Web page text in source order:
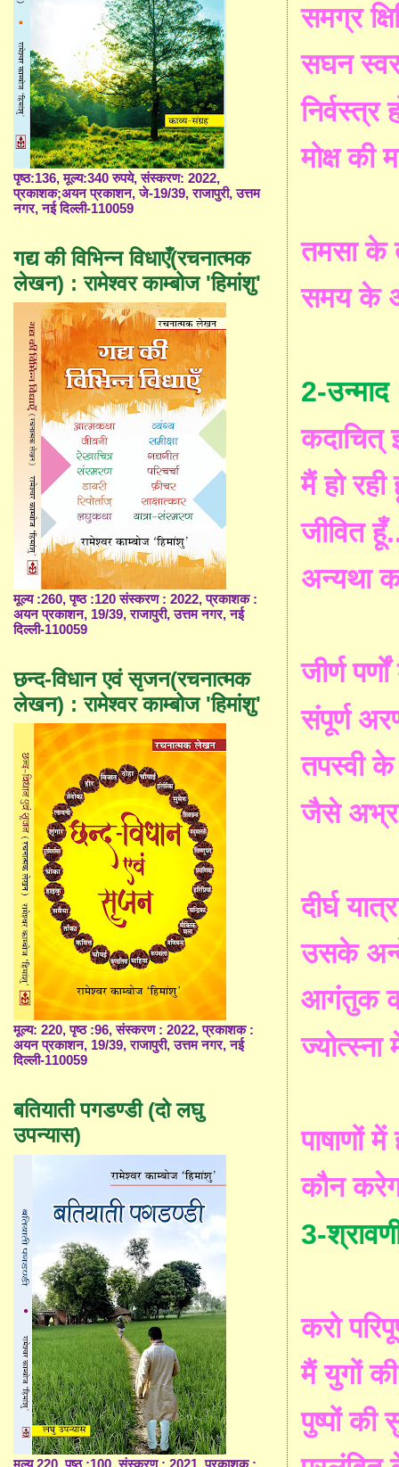
समग्र
सघन
निर्वस्त्र
मोक्ष की
तमसा के
समय के
2-उन्माद
कदाचित्
मैं हो रही
जीवित हूँ
अन्यथा
जीर्ण पर्णों
संपूर्ण
तपस्वी के
जैसे अभ्र
दीर्घ
उसके
आगंतुक
ज्योत्स्ना
पाषाणों में
कौन
3-
करो
मैं युगों की
पुष्पों की
पृष्ठ:136, मूल्य:340 रुपये, संस्करण: 2022,
प्रकाशक;अयन प्रकाशन, जे-19/39, राजापुरी, उत्तम
नगर, नई दिल्ली-110059
गद्य की विभिन्न विधाएँ(रचनात्मक
लेखन) : रामेश्वर काम्बोज 'हिमांशु'
मूल्य :260, पृष्ठ :120 संस्करण : 2022, प्रकाशक :
अयन प्रकाशन, 19/39, राजापुरी, उत्तम नगर, नई
दिल्ली-110059
छन्द-विधान एवं सृजन(रचनात्मक
लेखन) : रामेश्वर काम्बोज 'हिमांशु'
मूल्य: 220, पृष्ठ :96, संस्करण : 2022, प्रकाशक :
अयन प्रकाशन, 19/39, राजापुरी, उत्तम नगर, नई
दिल्ली-110059
बतियाती पगडण्डी (दो लघु
उपन्यास)